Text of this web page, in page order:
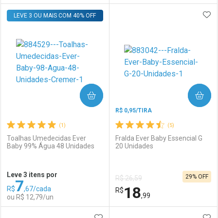
Laboratório
Comprar sem Desconto
Por R$ 33,19/cada
Por Menos
Comprar sem Desconto
Por R$ 33,19/cada
Laboratório
Comprar sem Desconto
Por R$ 33,19/cada
Por Menos
Comprar sem Desconto
Por R$ 33,19/cada
(1)
Toalhas Umedecidas Ever
Baby 99% Água 48 Unidades
LEVE 3 OU MAIS COM 40% OFF
Leve 3 itens por
R$7,67/cada
ou R$ 12,79/un
COMPRAR
(5)
R$ 0,95/TIRA
Fralda Ever Baby Essencial G
20 Unidades
R$ 26,59
R$18,99
29% OFF
COMPRAR